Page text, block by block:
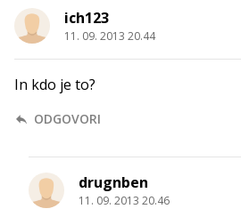
ich123
11. 09. 2013 20.44
In kdo je to?
ODGOVORI
drugnben
11. 09. 2013 20.46